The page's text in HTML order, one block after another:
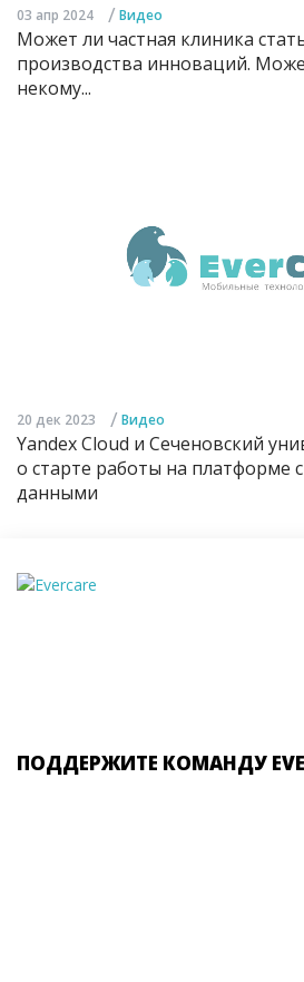
03 апр 2024 / Видео
Может ли частная клиника
производства инноваций.
некому...
20 дек 2023 / Видео
Yandex Cloud и Сеченовский
о старте работы на платформе
данными
ПОДДЕРЖИТЕ КОМАНДУ